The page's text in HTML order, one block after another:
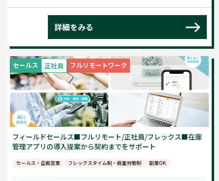
詳細をみる
セールス 正社員 フルリモートワーク
フィールドセールス■フルリモート/正社員/フレックス■在庫
管理アプリの導入提案から契約までをサポート
セールス・企画営業 フレックスタイム制・裁量労働制 副業OK